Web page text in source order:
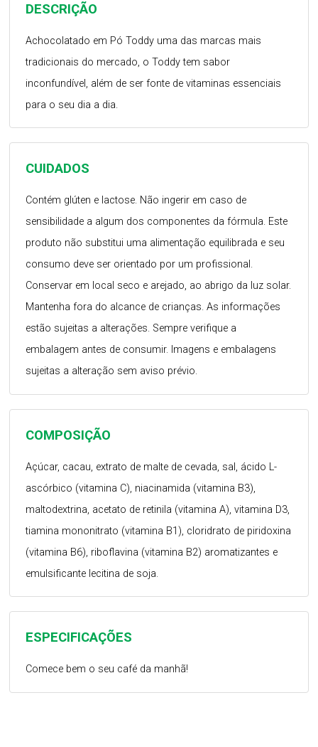
ESPECIFICAÇÕES
Comece bem o seu café da manhã!
COMPOSIÇÃO
Açúcar, cacau, extrato de malte de cevada, sal, ácido L-
ascórbico (vitamina C), niacinamida (vitamina B3),
maltodextrina, acetato de retinila (vitamina A), vitamina D3,
tiamina mononitrato (vitamina B1), cloridrato de piridoxina
(vitamina B6), riboflavina (vitamina B2) aromatizantes e
emulsificante lecitina de soja.
CUIDADOS
Contém glúten e lactose. Não ingerir em caso de
sensibilidade a algum dos componentes da fórmula. Este
produto não substitui uma alimentação equilibrada e seu
consumo deve ser orientado por um profissional.
Conservar em local seco e arejado, ao abrigo da luz solar.
Mantenha fora do alcance de crianças. As informações
estão sujeitas a alterações. Sempre verifique a
embalagem antes de consumir. Imagens e embalagens
sujeitas a alteração sem aviso prévio.
DESCRIÇÃO
Achocolatado em Pó Toddy uma das marcas mais
tradicionais do mercado, o Toddy tem sabor
inconfundível, além de ser fonte de vitaminas essenciais
para o seu dia a dia.